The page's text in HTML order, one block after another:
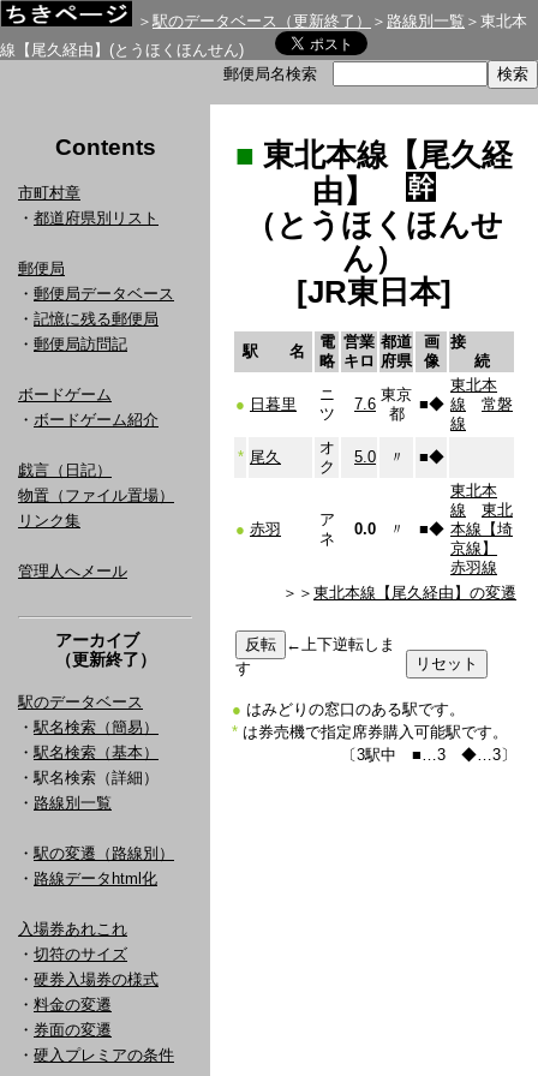
＞ 駅のデータベース（更新終了） ＞ 路線別一覧 ＞東北本
線【尾久経由】(とうほくほんせん)
郵便局名検索
Contents
市町村章
・ 都道府県別リスト
郵便局
・ 郵便局データベース
・ 記憶に残る郵便局
・ 郵便局訪問記
ボードゲーム
・ ボードゲーム紹介
戯言（日記）
物置（ファイル置場）
リンク集
管理人へメール
アーカイブ
（更新終了）
駅のデータベース
・ 駅名検索（簡易）
・ 駅名検索（基本）
・駅名検索（詳細）
・ 路線別一覧
・ 駅の変遷（路線別）
・ 路線データhtml化
入場券あれこれ
・ 切符のサイズ
・ 硬券入場券の様式
・ 料金の変遷
・ 券面の変遷
・ 硬入プレミアの条件
■ 東北本線【尾久経
由】
（とうほくほんせ
ん）
[JR東日本]
駅 名
電
略
営業
キロ
都道
府県
画
像
接
続
● 日暮里
ニ
ツ
7.6
東京
都
■◆
東北本
線
常磐
線
* 尾久
オ
ク
5.0 〃 ■◆
● 赤羽
ア
ネ
0.0 〃 ■◆
東北本
線
東北
本線【埼
京線】
赤羽線
＞＞ 東北本線【尾久経由】の変遷
←上下逆転しま
す
● はみどりの窓口のある駅です。
* は券売機で指定席券購入可能駅です。
〔3駅中 ■…3 ◆…3〕